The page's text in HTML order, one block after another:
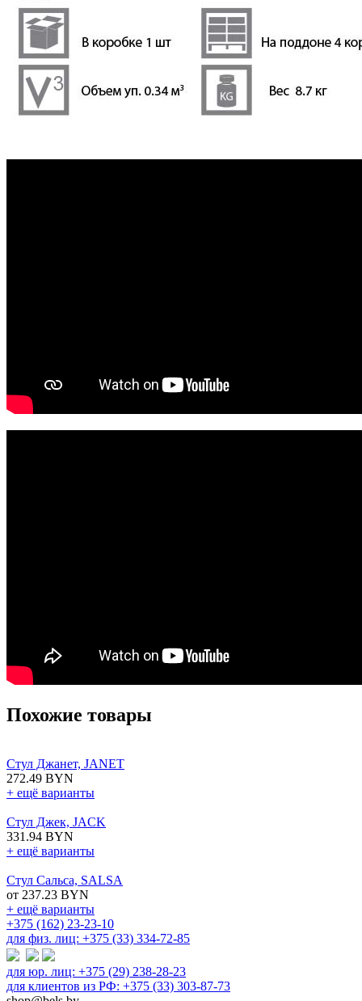
Похожие товары
Стул Джанет, JANET
272.49 BYN
+ ещё варианты
Стул Джек, JACK
331.94 BYN
+ ещё варианты
Стул Сальса, SALSA
от 237.23 BYN
+ ещё варианты
+375 (162) 23-23-10
для физ. лиц: +375 (33) 334-72-85
для юр. лиц: +375 (29) 238-28-23
для клиентов из РФ: +375 (33) 303-87-73